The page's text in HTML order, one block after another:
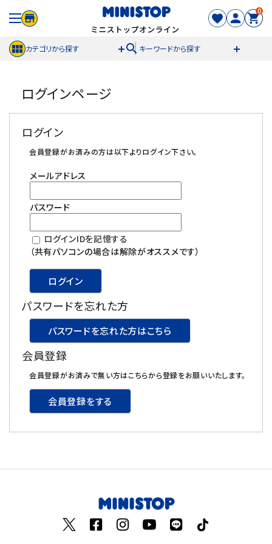
0
カテゴリから探す search キーワードから探す
meeting_room ログイン person 新規登録
セール商品
カテゴリから探す
冷凍食品
スイーツ
お菓子
酒類
日用品
ギフト
ログインページ
ログイン
会員登録がお済みの方は以下よりログイン下さい。
メールアドレス
パスワード
ログインIDを記憶する
（共有パソコンの場合は解除がオススメです）
ログイン
パスワードを忘れた方
パスワードを忘れた方はこちら
会員登録
会員登録がお済みで無い方はこちらから登録をお願いいたします。
会員登録をする